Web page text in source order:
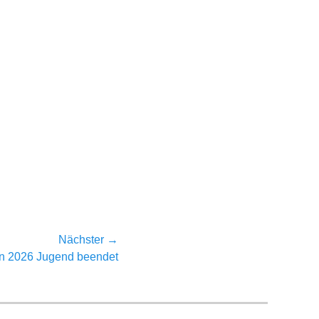
Nächster →
2026 Jugend beendet